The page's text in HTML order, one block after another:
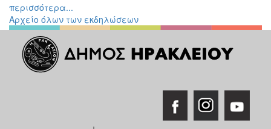
περισσότερα...
Αρχείο όλων των εκδηλώσεων